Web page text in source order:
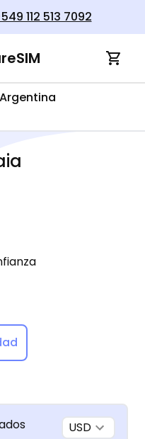
112 513 7092
Argentina
USD